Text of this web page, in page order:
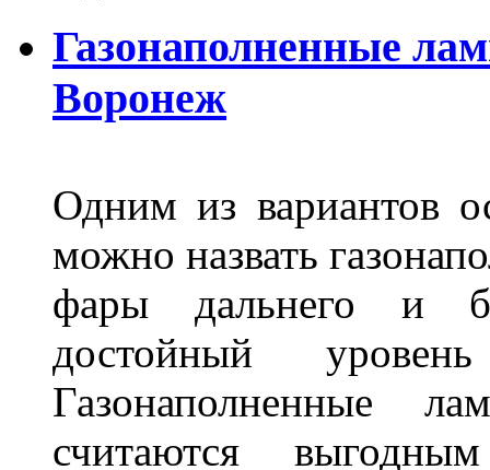
Газонаполненные
Воронеж
Одним из вариантов
можно назвать
фары дальнего и
достойный
Газонаполненные
считаются